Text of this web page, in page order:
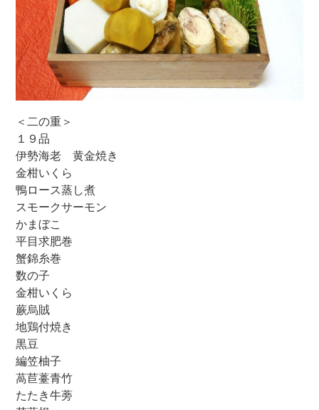
＜二の重＞
１９品
伊勢海老 黄金焼き
金柑いくら
鴨ロース蒸し煮
スモークサーモン
かまぼこ
平目求肥巻
蟹錦糸巻
数の子
金柑いくら
蕨烏賊
地鶏付焼き
黒豆
編笠柚子
萵苣薹青竹
たたき牛蒡